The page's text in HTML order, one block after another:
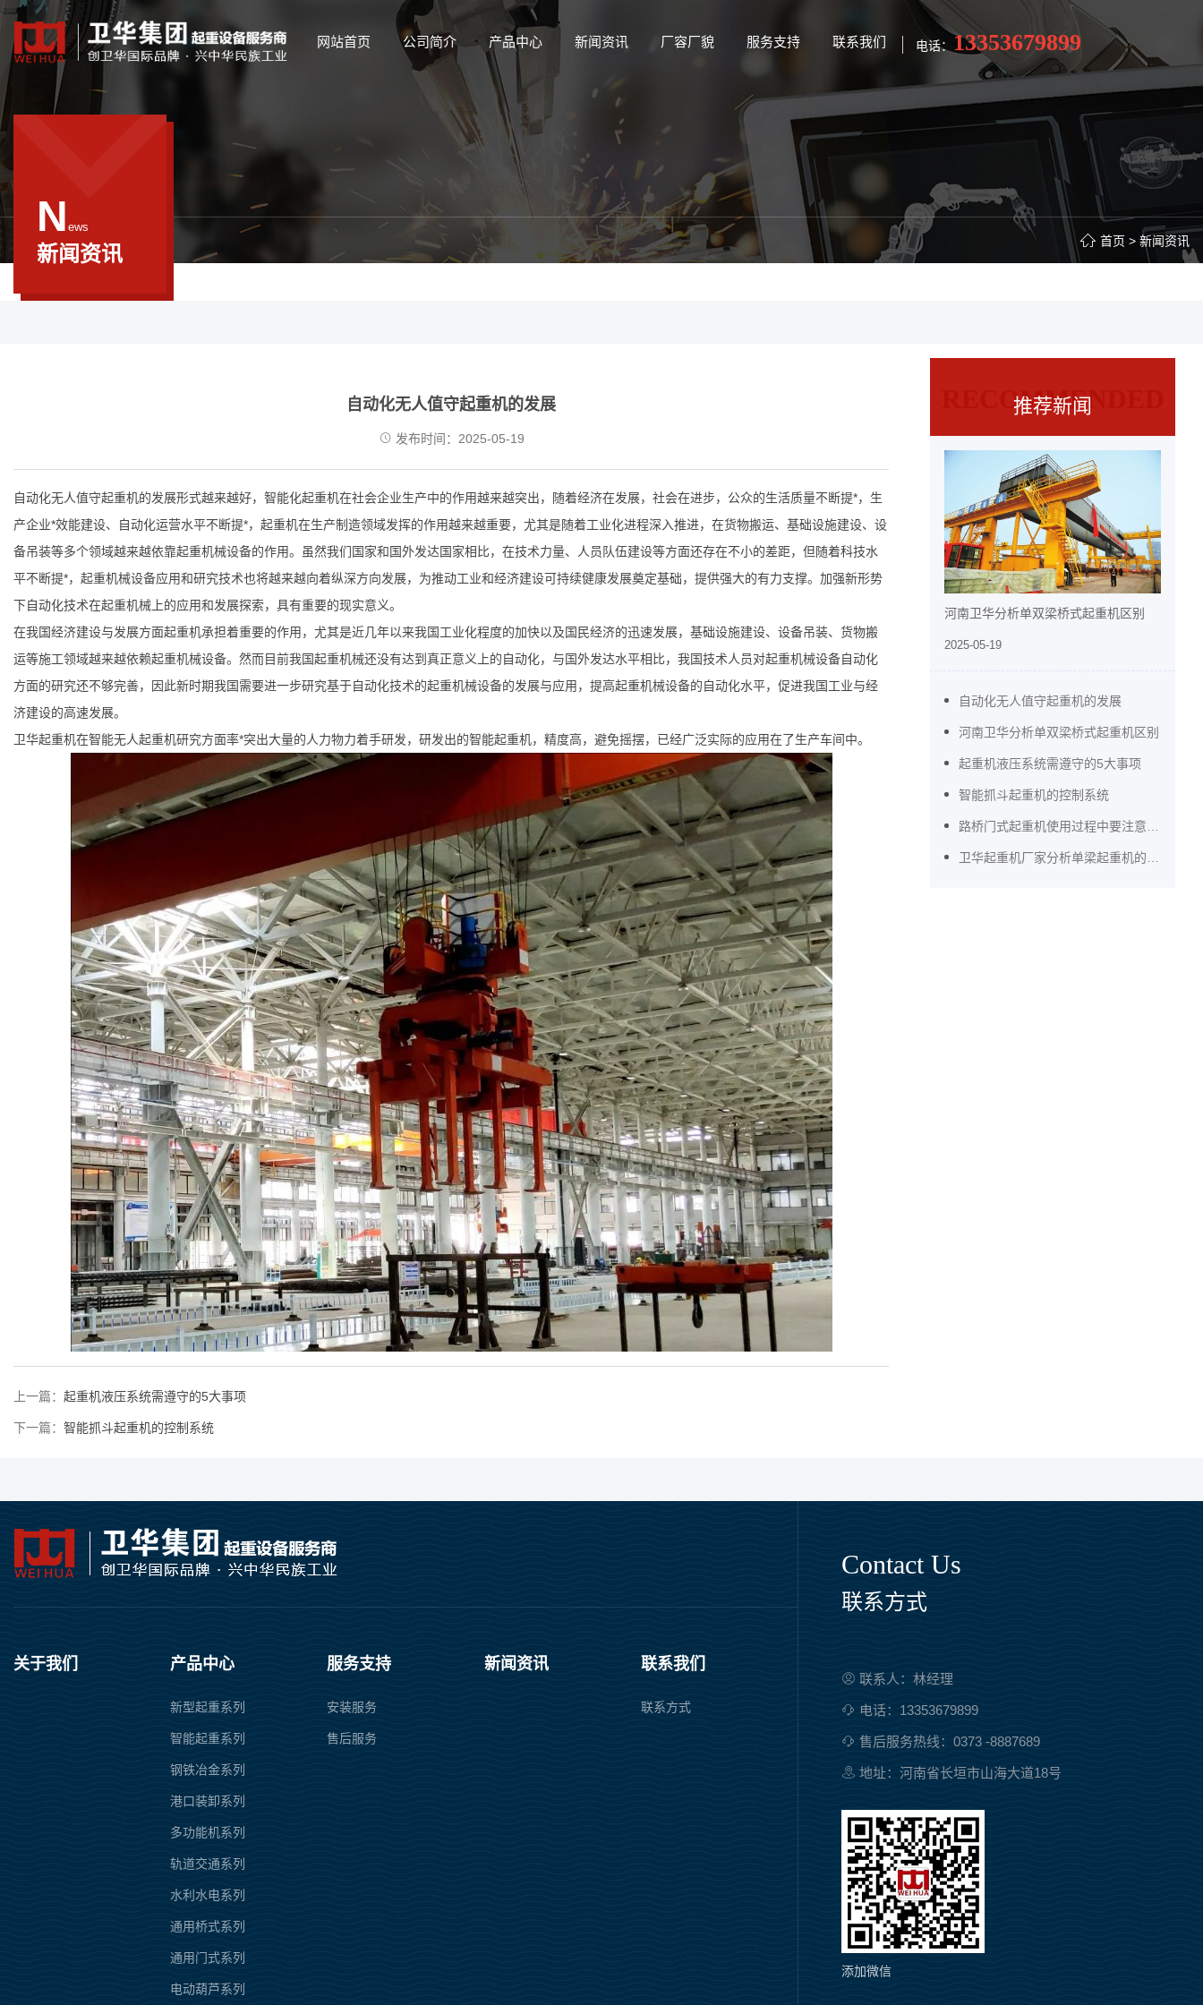
网站首页 公司简介 产品中心
产品中心
查看全部
通用桥式系列 散料输送装卸
新闻资讯 厂容厂貌 服务支持 联系我们 电话： 13353679899
首页 > 新闻资讯
N
自动化无人值守起重机的发展
发布时间：2025-05-19
自动化无人值守起重机的发展形式越来越好，智能化起重机在社会企业生产中的作用越来越突出，随着经济在发展，社会在进步，公众的生活质量不断提*，生
产企业*效能建设、自动化运营水平不断提*，起重机在生产制造领域发挥的作用越来越重要，尤其是随着工业化进程深入推进，在货物搬运、基础设施建设、设
备吊装等多个领域越来越依靠起重机械设备的作用。虽然我们国家和国外发达国家相比，在技术力量、人员队伍建设等方面还存在不小的差距，但随着科技水
平不断提*，起重机械设备应用和研究技术也将越来越向着纵深方向发展，为推动工业和经济建设可持续健康发展奠定基础，提供强大的有力支撑。加强新形势
下自动化技术在起重机械上的应用和发展探索，具有重要的现实意义。
在我国经济建设与发展方面起重机承担着重要的作用，尤其是近几年以来我国工业化程度的加快以及国民经济的迅速发展，基础设施建设、设备吊装、货物搬
运等施工领域越来越依赖起重机械设备。然而目前我国起重机械还没有达到真正意义上的自动化，与国外发达水平相比，我国技术人员对起重机械设备自动化
方面的研究还不够完善，因此新时期我国需要进一步研究基于自动化技术的起重机械设备的发展与应用，提高起重机械设备的自动化水平，促进我国工业与经
济建设的高速发展。
卫华起重机在智能无人起重机研究方面率*突出大量的人力物力着手研发，研发出的智能起重机，精度高，避免摇摆，已经广泛实际的应用在了生产车间中。
上一篇： 起重机液压系统需遵守的5大事项
下一篇： 智能抓斗起重机的控制系统
RECOMMENDED
推荐新闻
河南卫华分析单双梁桥式起重机区别
2025-05-19
自动化无人值守起重机的发展
河南卫华分析单双梁桥式起重机区别
起重机液压系统需遵守的5大事项
智能抓斗起重机的控制系统
路桥门式起重机使用过程中要注意什么？
卫华起重机厂家分析单梁起重机的操作规范
关于我们 产品中心
新型起重系列
智能起重系列
钢铁冶金系列
港口装卸系列
多功能机系列
轨道交通系列
水利水电系列
通用桥式系列
通用门式系列
电动葫芦系列
服务支持
安装服务
售后服务
新闻资讯 联系我们
联系方式
Contact Us
联系方式
联系人：林经理
电话：13353679899
售后服务热线：0373 -8887689
地址：河南省长垣市山海大道18号
添加微信